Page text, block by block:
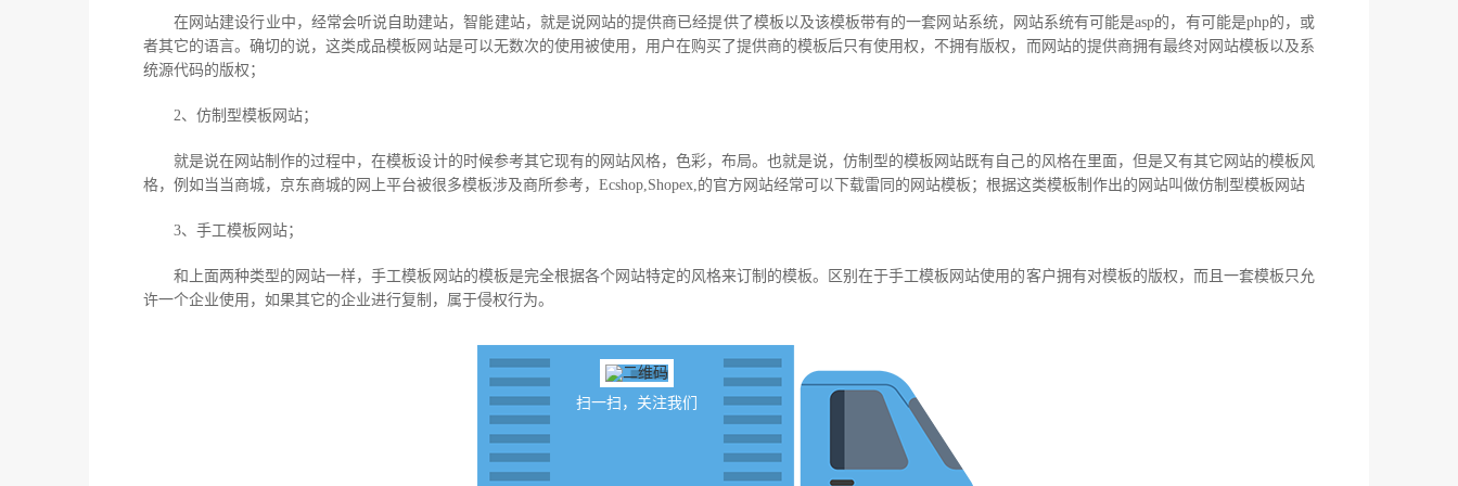
在网站建设行业中，经常会听说自助建站，智能建站，就是说网站的提供商已经提供了模板以及该模板带有的一套网站系统，网站系统有可能是asp的，有可能是php的，或
者其它的语言。确切的说，这类成品模板网站是可以无数次的使用被使用，用户在购买了提供商的模板后只有使用权，不拥有版权，而网站的提供商拥有最终对网站模板以及系
统源代码的版权；
2、仿制型模板网站；
就是说在网站制作的过程中，在模板设计的时候参考其它现有的网站风格，色彩，布局。也就是说，仿制型的模板网站既有自己的风格在里面，但是又有其它网站的模板风
格，例如当当商城，京东商城的网上平台被很多模板涉及商所参考，Ecshop,Shopex,的官方网站经常可以下载雷同的网站模板；根据这类模板制作出的网站叫做仿制型模板网站
3、手工模板网站；
和上面两种类型的网站一样，手工模板网站的模板是完全根据各个网站特定的风格来订制的模板。区别在于手工模板网站使用的客户拥有对模板的版权，而且一套模板只允
许一个企业使用，如果其它的企业进行复制，属于侵权行为。
扫一扫，关注我们